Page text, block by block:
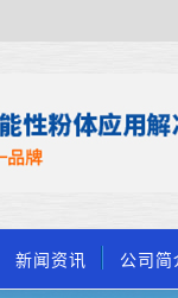
新闻资讯 公司简